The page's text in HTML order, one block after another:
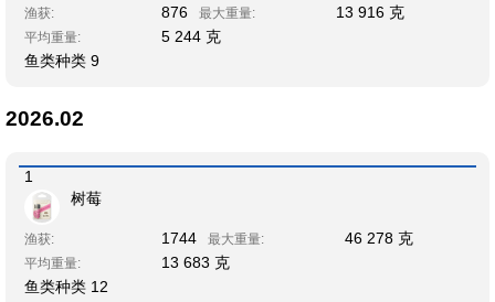
渔获: 876 最大重量: 13 916 克
平均重量:
5 244 克
鱼类种类 9
2026.02
1
树莓
渔获: 1744 最大重量: 46 278 克
平均重量:
13 683 克
鱼类种类 12